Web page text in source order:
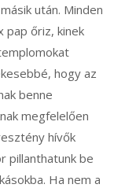
után. Minden
őriz, kinek
hogy az
benne
megfelelően
hívők
pillanthatunk be
Ha nem a